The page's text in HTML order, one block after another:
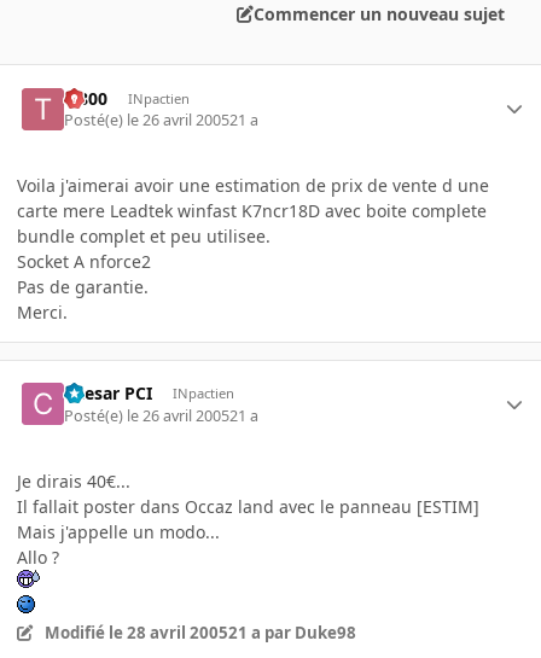
Commencer un nouveau sujet
T-800 INpactien
Posté(e) le 26 avril 200521 a
Voila j'aimerai avoir une estimation de prix de vente d une
carte mere Leadtek winfast K7ncr18D avec boite complete
bundle complet et peu utilisee.
Socket A nforce2
Pas de garantie.
Merci.
Caesar PCI INpactien
Posté(e) le 26 avril 200521 a
Je dirais 40€...
Il fallait poster dans Occaz land avec le panneau [ESTIM]
Mais j'appelle un modo...
Allo ?
Modifié le 28 avril 200521 a par Duke98